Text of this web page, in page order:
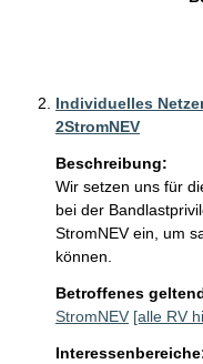
Individuelles
2StromNEV
Beschreibung:
Wir setzen uns für
bei der
StromNEV ein, um
können.
Betroffenes
StromNEV [alle RV